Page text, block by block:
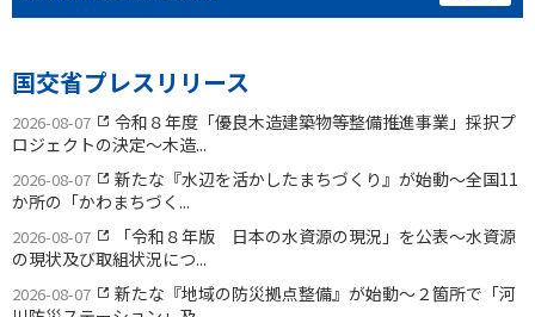
国交省プレスリリース
2026-08-07
令和８年度「優良木造建築物等整備推進事業」採択プ
ロジェクトの決定〜木造...
2026-08-07
新たな『水辺を活かしたまちづくり』が始動〜全国11
か所の「かわまちづく...
2026-08-07
「令和８年版 日本の水資源の現況」を公表〜水資源
の現状及び取組状況につ...
2026-08-07
新たな『地域の防災拠点整備』が始動〜２箇所で「河